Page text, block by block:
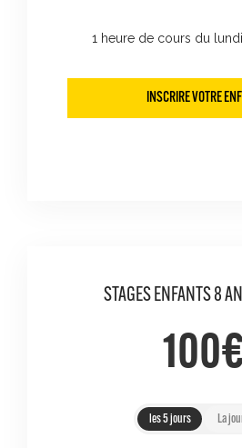
1 heure de cours du
INSCRIRE VOTRE
STAGES ENFANTS 8
les 5 jours La